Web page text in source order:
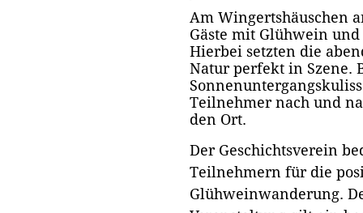
Am Wingertshäuschen
Gäste mit Glühwein
Hierbei setzten die
Natur perfekt in Szene.
Teilnehmer nach und
den Ort.
Der Geschichtsverein
Teilnehmern für die
Glühweinwanderung.